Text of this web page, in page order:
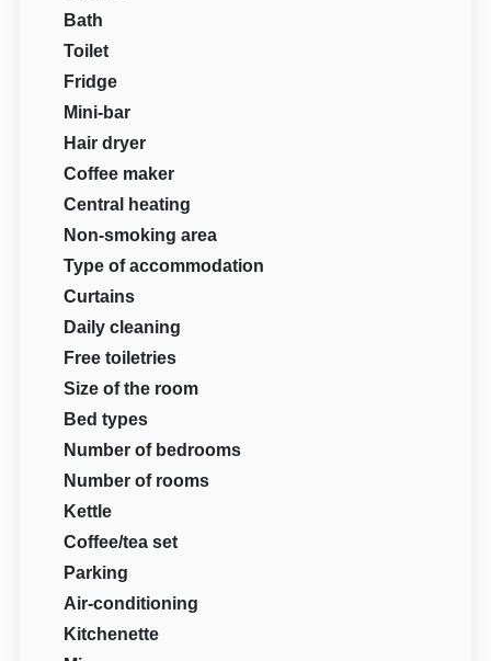
Bath
Toilet
Fridge
Mini-bar
Hair dryer
Coffee maker
Central heating
Non-smoking area
Type of accommodation
Curtains
Daily cleaning
Free toiletries
Size of the room
Bed types
Number of bedrooms
Number of rooms
Kettle
Coffee/tea set
Parking
Air-conditioning
Kitchenette